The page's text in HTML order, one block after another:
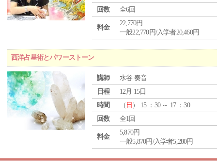
回数
全6回
料金
22,770円
一般22,770円/入学者20,460円
西洋占星術とパワーストーン
講師
水谷 奏音
日程
12月 15日
時間
（ 日 ） 15 ：30 ～ 17 ：30
回数
全1回
料金
5,870円
一般5,870円/入学者5,280円